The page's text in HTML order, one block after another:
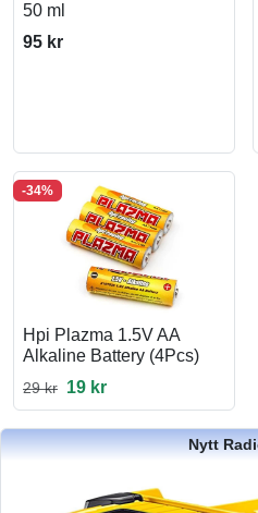
50 ml
95 kr
-34%
Hpi Plazma 1.5V AA
Alkaline Battery (4Pcs)
29 kr 19 kr
Nytt